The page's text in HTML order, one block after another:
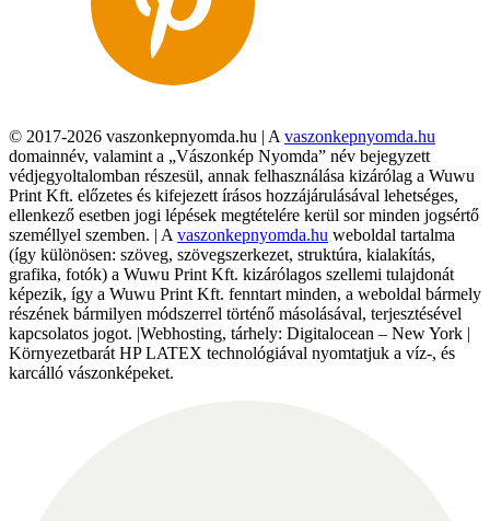
© 2017-2026 vaszonkepnyomda.hu | A vaszonkepnyomda.hu
domainnév, valamint a „Vászonkép Nyomda” név bejegyzett
védjegyoltalomban részesül, annak felhasználása kizárólag a Wuwu
Print Kft. előzetes és kifejezett írásos hozzájárulásával lehetséges,
ellenkező esetben jogi lépések megtételére kerül sor minden jogsértő
személlyel szemben. | A vaszonkepnyomda.hu weboldal tartalma
(így különösen: szöveg, szövegszerkezet, struktúra, kialakítás,
grafika, fotók) a Wuwu Print Kft. kizárólagos szellemi tulajdonát
képezik, így a Wuwu Print Kft. fenntart minden, a weboldal bármely
részének bármilyen módszerrel történő másolásával, terjesztésével
kapcsolatos jogot. |Webhosting, tárhely: Digitalocean – New York |
Környezetbarát HP LATEX technológiával nyomtatjuk a víz-, és
karcálló vászonképeket.